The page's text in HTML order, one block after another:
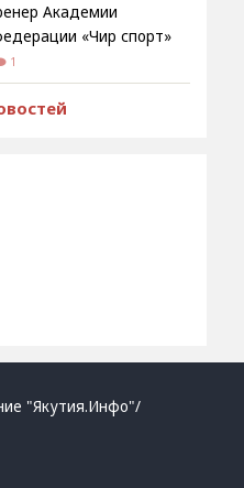
Академии
«Чир спорт»
1
"Якутия.Инфо"/